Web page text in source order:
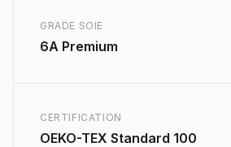
GRADE SOIE
6A Premium
CERTIFICATION
OEKO-TEX Standard 100